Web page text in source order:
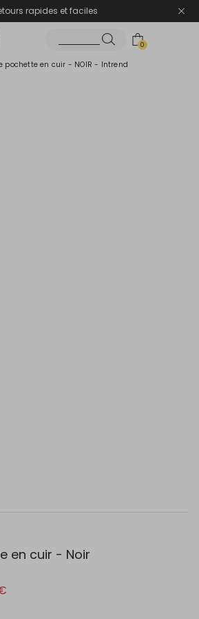
rapides et faciles
0
en cuir - Noir